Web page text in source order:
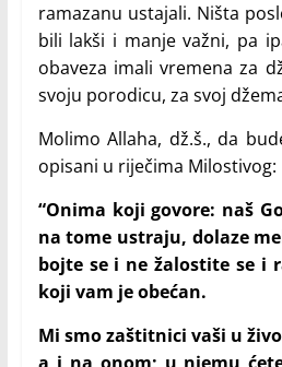
ramazanu ustajali. Ništa
bili lakši i manje važni, pa
obaveza imali vremena za
svoju porodicu, za svoj
Molimo Allaha, dž.š., da
opisani u riječima Milostivog:
“Onima koji govore: naš
na tome ustraju, dolaze
bojte se i ne žalostite se i
koji vam je obećan.
Mi smo zaštitnici vaši u